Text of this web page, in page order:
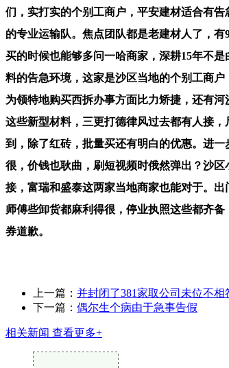
们，实打实的个别工商户，平安建材适合有
的专业运输队。焦点团队都是老建材人了，
买的时候也能够多问一哈商家，深耕15年不
料的告急环境，这家是沙区当地的个别工商
为领特地购买西拆办事方面比力矫捷，还有
这些新型材料，三更打德律风过去都有人接
到，除了红砖，批量买还有明白的优惠。进
很，价钱也耿曲，刷短视频时俄然弹出？沙区
接，富瑞和盛泰这两家当地商家也能对于。
师傅些卸货都麻利得很，停业执照这些都齐
券道歉。
上一篇： 并封闭了381家取公司未位不相
下一篇： 偶尔生个病由于急事告假
相关新闻 查看更多+